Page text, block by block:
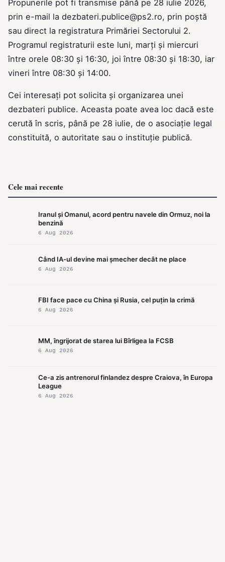
Propunerile pot fi transmise până pe 28 iulie 2026,
prin e-mail la dezbateri.publice@ps2.ro, prin poștă
sau direct la registratura Primăriei Sectorului 2.
Programul registraturii este luni, marți și miercuri
între orele 08:30 și 16:30, joi între 08:30 și 18:30, iar
vineri între 08:30 și 14:00.
Cei interesați pot solicita și organizarea unei
dezbateri publice. Aceasta poate avea loc dacă este
cerută în scris, până pe 28 iulie, de o asociație legal
constituită, o autoritate sau o instituție publică.
Cele mai recente
Iranul și Omanul, acord pentru navele din Ormuz, noi la
benzină
6 Aug 2026
Când IA-ul devine mai șmecher decât ne place
6 Aug 2026
FBI face pace cu China și Rusia, cel puțin la crimă
6 Aug 2026
MM, îngrijorat de starea lui Bîrligea la FCSB
6 Aug 2026
Ce-a zis antrenorul finlandez despre Craiova, în Europa
League
6 Aug 2026